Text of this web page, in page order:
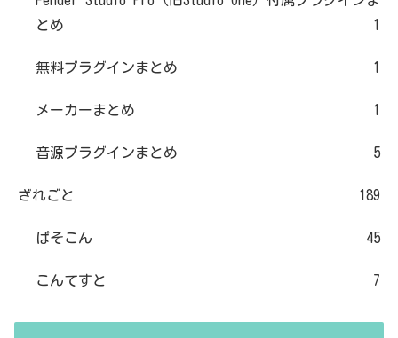
とめ
1
無料プラグインまとめ 1
メーカーまとめ 1
音源プラグインまとめ 5
ざれごと 189
ぱそこん 45
こんてすと 7